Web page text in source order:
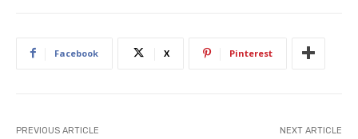
Facebook X Pinterest
PREVIOUS ARTICLE NEXT ARTICLE